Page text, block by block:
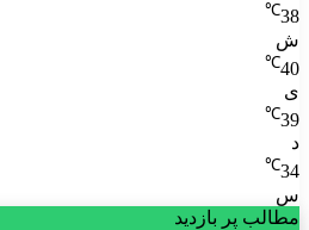
38
℃
ش
40
℃
ی
39
℃
د
34
℃
س
مطالب پر بازدید